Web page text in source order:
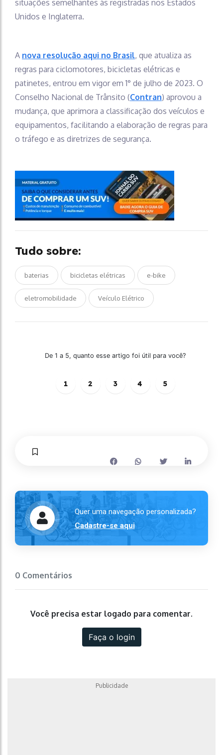
situações semelhantes às registradas nos Estados
Unidos e Inglaterra.
A nova resolução aqui no Brasil, que atualiza as
regras para ciclomotores, bicicletas elétricas e
patinetes, entrou em vigor em 1° de julho de 2023. O
Conselho Nacional de Trânsito (Contran) aprovou a
mudança, que aprimora a classificação dos veículos e
equipamentos, facilitando a elaboração de regras para
o tráfego e as diretrizes de segurança.
Tudo sobre:
baterias bicicletas elétricas e-bike
eletromobilidade Veículo Elétrico
De 1 a 5, quanto esse artigo foi útil para você?
1 2 3 4 5
Quer uma navegação personalizada?
Cadastre-se aqui
0 Comentários
Você precisa estar logado para comentar.
Faça o login
Publicidade